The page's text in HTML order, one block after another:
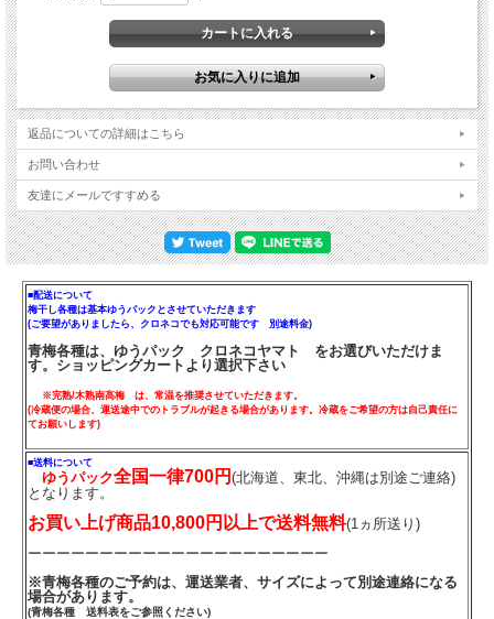
返品についての詳細はこちら
お問い合わせ
友達にメールですすめる
■配送について
梅干し各種は基本ゆうパックとさせていただきます
(ご要望がありましたら、クロネコでも対応可能です 別途料金)
青梅各種は、ゆうパック クロネコヤマト をお選びいただけま
す。ショッピングカートより選択下さい
※完熟/木熟南高梅 は、常温を推奨させていただきます。
(冷蔵便の場合、運送途中でのトラブルが起きる場合があります。冷蔵をご希望の方は自己責任に
てお願いします)
■送料について
ゆうパック全国一律700円 (北海道、東北、沖縄は別途ご連絡)
となります。
お買い上げ商品10,800円以上で送料無料(1ヵ所送り)
ーーーーーーーーーーーーーーーーーーーーー
※青梅各種のご予約は、運送業者、サイズによって別途連絡になる
場合があります。
(青梅各種 送料表をご参照ください)